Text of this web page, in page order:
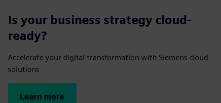
Is your business strategy cloud-
ready?
Accelerate your digital transformation with Siemens cloud
solutions
Learn more